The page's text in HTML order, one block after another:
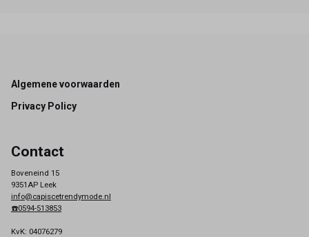
Footer
Algemene voorwaarden
Privacy Policy
Contact
Boveneind 15
9351AP Leek
info@capiscetrendymode.nl
☎️0594-513853
KvK: 04076279